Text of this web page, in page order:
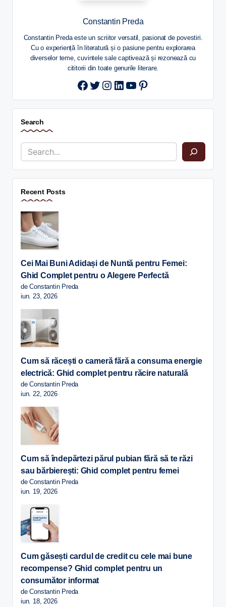
Constantin Preda
Constantin Preda este un scriitor versatil, pasionat de povestiri.
Cu o experiență în literatură și o pasiune pentru explorarea
diverselor teme, cuvintele sale captivează și rezonează cu
cititorii din toate genurile literare.
Twitter
Instagram
LinkedIn
YouTube
Pinterest
Search
Recent Posts
Cei Mai Buni Adidași de Nuntă pentru Femei:
Ghid Complet pentru o Alegere Perfectă
de Constantin Preda
iun. 23, 2026
Cum să răcești o cameră fără a consuma energie
electrică: Ghid complet pentru răcire naturală
de Constantin Preda
iun. 22, 2026
Cum să îndepărtezi părul pubian fără să te răzi
sau bărbierești: Ghid complet pentru femei
de Constantin Preda
iun. 19, 2026
Cum găsești cardul de credit cu cele mai bune
recompense? Ghid complet pentru un
consumător informat
de Constantin Preda
iun. 18, 2026